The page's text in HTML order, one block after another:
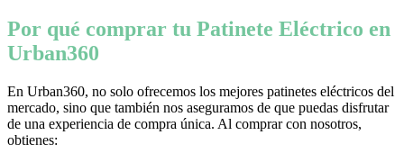
Por qué comprar tu Patinete Eléctrico en
Urban360
En Urban360, no solo ofrecemos los mejores patinetes eléctricos del
mercado, sino que también nos aseguramos de que puedas disfrutar
de una experiencia de compra única. Al comprar con nosotros,
obtienes: